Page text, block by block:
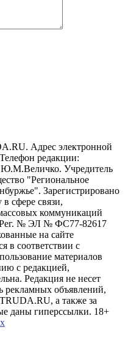
Адрес электронной
редакции:
Ю.М.Величко. Учредитель
"Региональное
Зарегистрировано
сфере связи,
коммуникаций
Рег. № ЭЛ № ФС77-82617
на сайте
в соответствии с
материалов
с редакцией,
Редакция не несет
рекламных объявлений,
а также за
даны гиперссылки. 18+